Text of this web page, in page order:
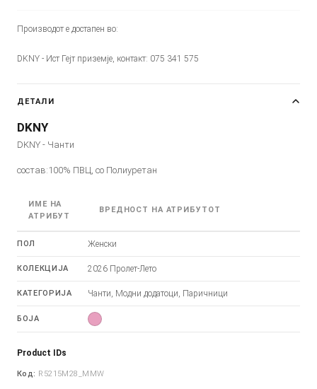
Производот е достапен во:
DKNY - Ист Гејт приземје, контакт: 075 341 575
ДЕТАЛИ
DKNY
DKNY - Чанти
состав:100% ПВЦ, со Полиуретан
ИМЕ НА
АТРИБУТ
ВРЕДНОСТ НА АТРИБУТОТ
ПОЛ Женски
КОЛЕКЦИЈА 2026 Пролет-Лето
КАТЕГОРИЈА Чанти, Модни додатоци, Паричници
БОЈА
Product IDs
Код: R5215M28_MMW